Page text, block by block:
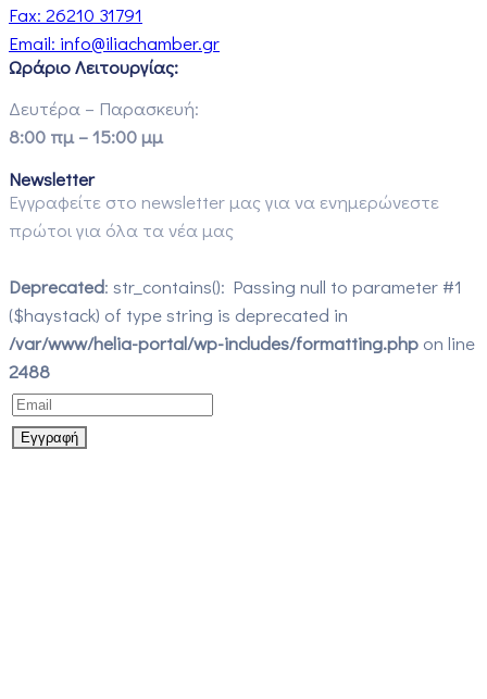
Fax: 26210 31791
Email: info@iliachamber.gr
Ωράριο Λειτουργίας:
Δευτέρα – Παρασκευή:
8:00 πμ – 15:00 μμ
Newsletter
Εγγραφείτε στο newsletter μας για να ενημερώνεστε
πρώτοι για όλα τα νέα μας
Deprecated: str_contains(): Passing null to parameter #1
($haystack) of type string is deprecated in
/var/www/helia-portal/wp-includes/formatting.php on line
2488